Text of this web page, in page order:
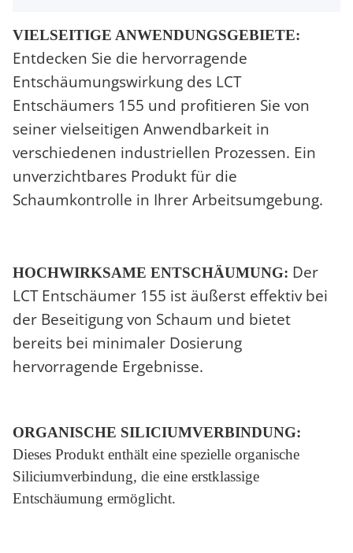
VIELSEITIGE ANWENDUNGSGEBIETE:
Entdecken Sie die hervorragende
Entschäumungswirkung des LCT
Entschäumers 155 und profitieren Sie von
seiner vielseitigen Anwendbarkeit in
verschiedenen industriellen Prozessen. Ein
unverzichtbares Produkt für die
Schaumkontrolle in Ihrer Arbeitsumgebung.
HOCHWIRKSAME ENTSCHÄUMUNG: Der
LCT Entschäumer 155 ist äußerst effektiv bei
der Beseitigung von Schaum und bietet
bereits bei minimaler Dosierung
hervorragende Ergebnisse.
ORGANISCHE SILICIUMVERBINDUNG:
Dieses Produkt enthält eine spezielle organische
Siliciumverbindung, die eine erstklassige
Entschäumung ermöglicht.